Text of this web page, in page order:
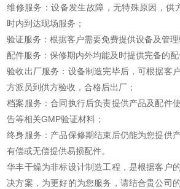
维修服务：设备发生故障，无特殊原因，供
时内到达现场服务；
验证服务：根据客户需要免费提供设备及管理
配件服务：保修期内外均能及时提供完备的配
验收出厂服务：设备制造完毕后，可根据客
方派员到供方验收，合格后出厂；
档案服务：合同执行后负责提供产品及配件
告等相关GMP验证材料；
终身服务：产品保修期结束后仍能为您提供
有偿或无偿提供易损配件。
华丰干燥为非标设计制造工程，是根据客户
决方案，为更好的为您服务，请结合贵公司